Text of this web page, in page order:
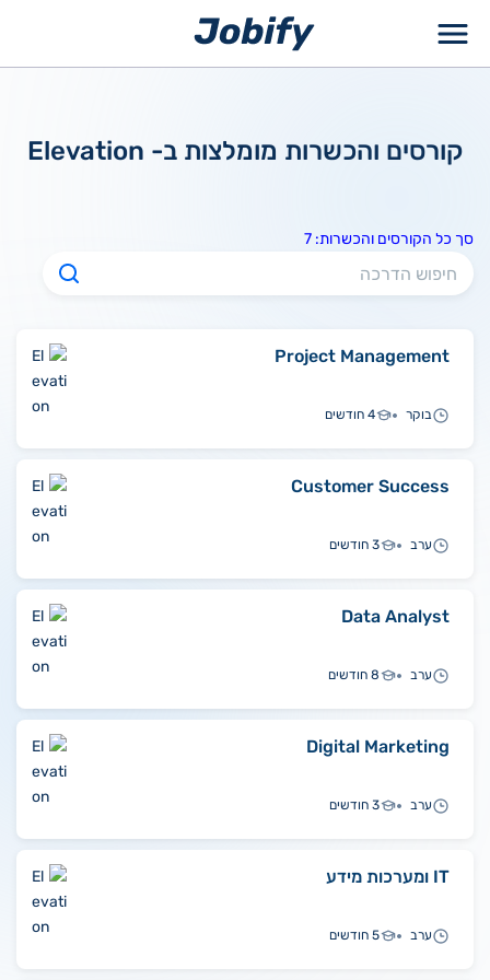
קורסים והכשרות מומלצות ב- Elevation
סך כל הקורסים והכשרות: 7
Project Management
בוקר 4 חודשים
Customer Success
ערב 3 חודשים
Data Analyst
ערב 8 חודשים
Digital Marketing
ערב 3 חודשים
IT ומערכות מידע
ערב 5 חודשים